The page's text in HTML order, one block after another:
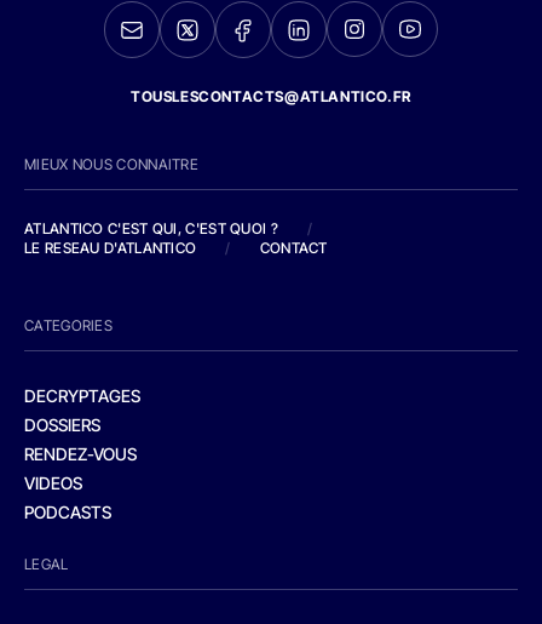
TOUSLESCONTACTS@ATLANTICO.FR
MIEUX NOUS CONNAITRE
ATLANTICO C'EST QUI, C'EST QUOI ?
/
LE RESEAU D'ATLANTICO
/ CONTACT
CATEGORIES
DECRYPTAGES
DOSSIERS
RENDEZ-VOUS
VIDEOS
PODCASTS
LEGAL